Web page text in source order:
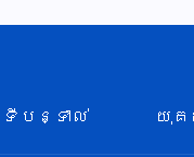
ទីបន្ទាល់ យុ